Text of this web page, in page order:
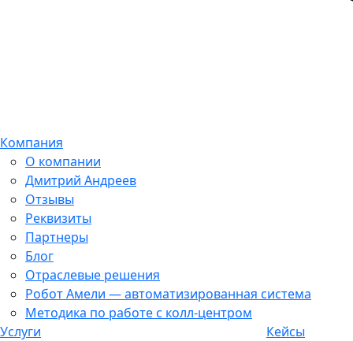
Компания
О компании
Дмитрий Андреев
Отзывы
Реквизиты
Партнеры
Блог
Отраслевые решения
Робот Амели — автоматизированная система
Методика по работе с колл-центром
Услуги
Кейсы